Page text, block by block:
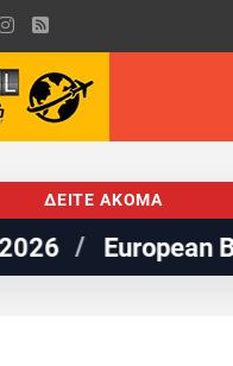
ΔΕΙΤΕ ΑΚΟΜΑ
European Best